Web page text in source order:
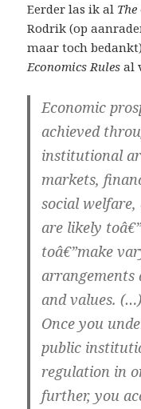
Eerder las ik al
Rodrik (op
maar toch
Economics Rules al
Economic
achieved
institutional
markets,
social
are likely
toâ€”make
arrangements
and values. (…)
Once you
public
regulation in
further, you